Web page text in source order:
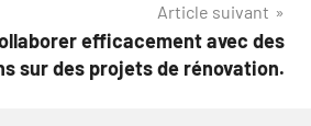
Article suivant
efficacement avec des
sur des projets de rénovation.